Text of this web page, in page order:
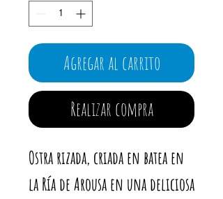
Agregar al carrito
Realizar compra
Ostra rizada, criada en batea en
la Ría de Arousa en una deliciosa